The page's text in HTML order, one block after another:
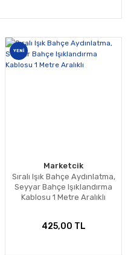
YENİ
Marketcik
Sıralı Işık Bahçe Aydınlatma,
Seyyar Bahçe Işıklandırma
Kablosu 1 Metre Aralıklı
425,00 TL